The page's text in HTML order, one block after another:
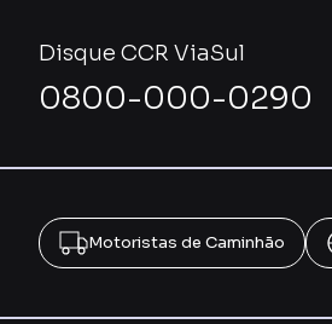
Disque CCR ViaSul
0800-000-0290
Motoristas de Caminhão